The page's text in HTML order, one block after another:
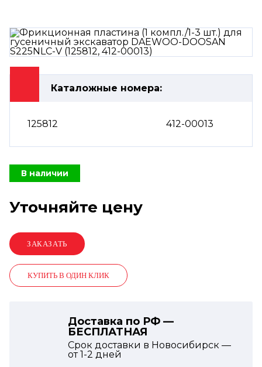
Каталожные номера:
125812 412-00013
В наличии
Уточняйте цену
КУПИТЬ В ОДИН КЛИК
Доставка по РФ —
БЕСПЛАТНАЯ
Срок доставки в Новосибирск —
от1-2 дней